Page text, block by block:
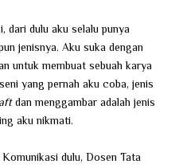
dari dulu aku selalu punya
jenisnya. Aku suka dengan
untuk membuat sebuah karya
yang pernah aku coba, jenis
dan menggambar adalah jenis
aku nikmati.
dulu, Dosen Tata